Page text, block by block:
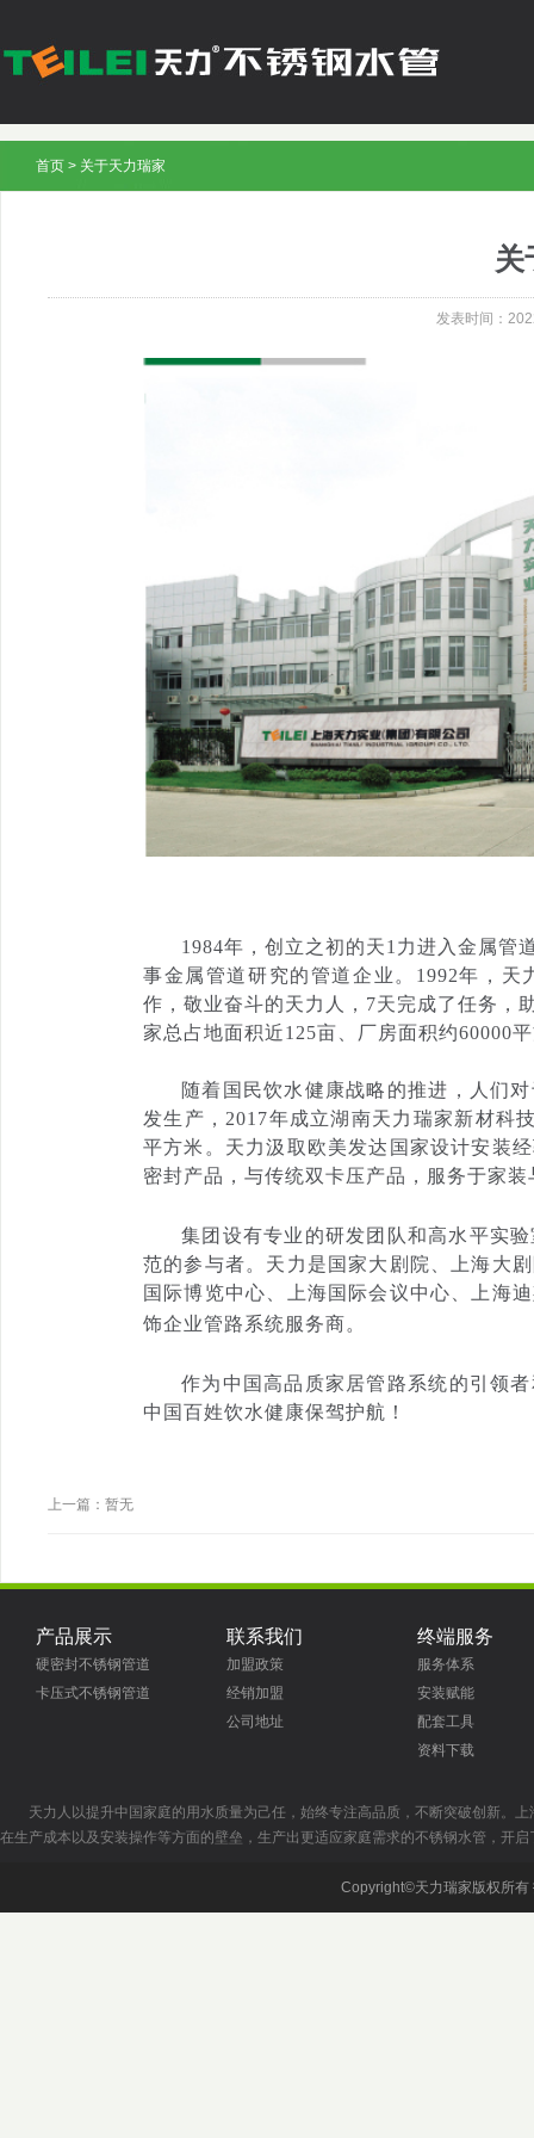
首页 > 关于天力瑞家
关
发表时间：
1984年，创立之初的天1力进入金属管
事金属管道研究的管道企业。1992年，
作，敬业奋斗的天力人，7天完成了任务，
家总占地面积近125亩、厂房面积约60000
随着国民饮水健康战略的推进，人们
发生产，2017年成立湖南天力瑞家新材科
平方米。天力汲取欧美发达国家设计安装
密封产品，与传统双卡压产品，服务于家
集团设有专业的研发团队和高水平实
范的参与者。天力是国家大剧院、上海大
国际博览中心、上海国际会议中心、上海
饰企业管路系统服务商。
作为中国高品质家居管路系统的引领
中国百姓饮水健康保驾护航！
上一篇：暂无
产品展示
硬密封不锈钢管道
卡压式不锈钢管道
联系我们
加盟政策
经销加盟
公司地址
终端服务
服务体系
安装赋能
配套工具
资料下载
天力人以提升中国家庭的用水质量为己任，始终专注高品质，不断突破创新。
在生产成本以及安装操作等方面的壁垒，生产出更适应家庭需求的不锈钢水管，开
Copyright©天力瑞家版权所有